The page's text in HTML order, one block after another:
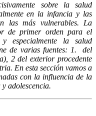
sobre la salud
en la infancia y las
las más vulnerables. La
de primer orden para el
especialmente la salud
de varias fuentes: 1. del
2 del exterior procedente
En esta sección vamos a
con la influencia de la
adolescencia.